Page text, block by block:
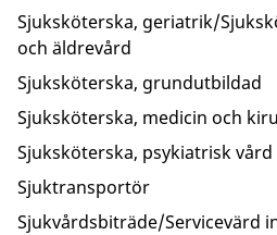
Sjuksköterska, geriatrik/
och äldrevård
Sjuksköterska, grundutbildad
Sjuksköterska, medicin och
Sjuksköterska, psykiatrisk vård
Sjuktransportör
Sjukvårdsbiträde/Servicevärd